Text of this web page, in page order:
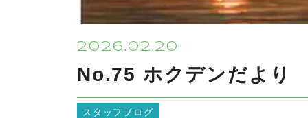
2026.02.20
No.75 ホクデンだより
スタッフブログ